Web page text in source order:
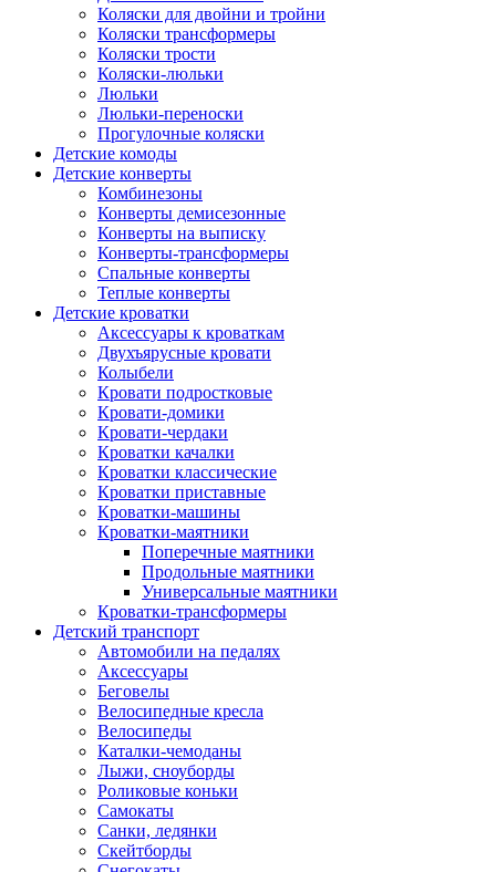
Коляски для двойни и тройни
Коляски трансформеры
Коляски трости
Коляски-люльки
Люльки
Люльки-переноски
Прогулочные коляски
Детские комоды
Детские конверты
Комбинезоны
Конверты демисезонные
Конверты на выписку
Конверты-трансформеры
Спальные конверты
Теплые конверты
Детские кроватки
Аксессуары к кроваткам
Двухъярусные кровати
Колыбели
Кровати подростковые
Кровати-домики
Кровати-чердаки
Кроватки качалки
Кроватки классические
Кроватки приставные
Кроватки-машины
Кроватки-маятники
Поперечные маятники
Продольные маятники
Универсальные маятники
Кроватки-трансформеры
Детский транспорт
Автомобили на педалях
Аксессуары
Беговелы
Велосипедные кресла
Велосипеды
Каталки-чемоданы
Лыжи, сноуборды
Роликовые коньки
Самокаты
Санки, ледянки
Скейтборды